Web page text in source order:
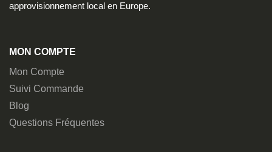
approvisionnement local en Europe.
MON COMPTE
Mon Compte
Suivi Commande
Blog
Questions Fréquentes